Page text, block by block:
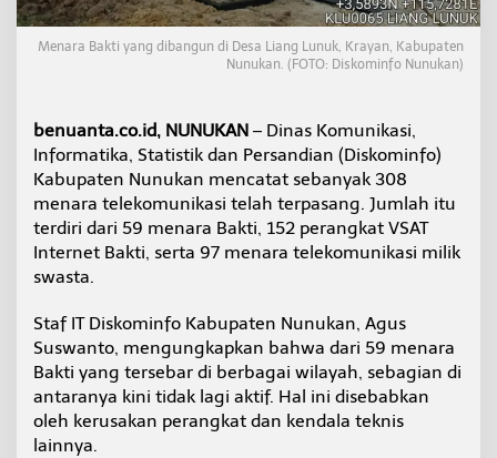
n
u
k
S
e
a
g
i
a
n
a
r
a
a
Menara Bakti yang dibangun di Desa Liang Lunuk, Krayan, Kabupaten
Nunukan. (FOTO: Diskominfo Nunukan)
benuanta.co.id, NUNUKAN – Dinas Komunikasi,
Informatika, Statistik dan Persandian (Diskominfo)
Kabupaten Nunukan mencatat sebanyak 308
menara telekomunikasi telah terpasang. Jumlah itu
terdiri dari 59 menara Bakti, 152 perangkat VSAT
Internet Bakti, serta 97 menara telekomunikasi milik
swasta.
Staf IT Diskominfo Kabupaten Nunukan, Agus
Suswanto, mengungkapkan bahwa dari 59 menara
Bakti yang tersebar di berbagai wilayah, sebagian di
antaranya kini tidak lagi aktif. Hal ini disebabkan
oleh kerusakan perangkat dan kendala teknis
lainnya.